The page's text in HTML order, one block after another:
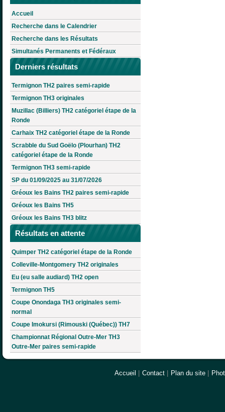
Accueil
Recherche dans le Calendrier
Recherche dans les Résultats
Simultanés Permanents et Fédéraux
Derniers résultats
Termignon TH2 paires semi-rapide
Termignon TH3 originales
Muzillac (Billiers) TH2 catégoriel étape de la
Ronde
Carhaix TH2 catégoriel étape de la Ronde
Scrabble du Sud Goëlo (Plourhan) TH2
catégoriel étape de la Ronde
Termignon TH3 semi-rapide
SP du 01/09/2025 au 31/07/2026
Gréoux les Bains TH2 paires semi-rapide
Gréoux les Bains TH5
Gréoux les Bains TH3 blitz
Résultats en attente
Quimper TH2 catégoriel étape de la Ronde
Colleville-Montgomery TH2 originales
Eu (eu salle audiard) TH2 open
Termignon TH5
Coupe Onondaga TH3 originales semi-
normal
Coupe Imokursi (Rimouski (Québec)) TH7
Championnat Régional Outre-Mer TH3
Outre-Mer paires semi-rapide
Accueil | Contact | Plan du site |